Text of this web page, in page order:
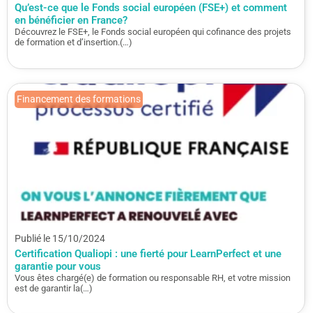
Qu’est-ce que le Fonds social européen (FSE+) et comment
en bénéficier en France?
Découvrez le FSE+, le Fonds social européen qui cofinance des projets
de formation et d’insertion.(…)
Publié le 15/10/2024
Certification Qualiopi : une fierté pour LearnPerfect et une
garantie pour vous
Vous êtes chargé(e) de formation ou responsable RH, et votre mission
est de garantir la(…)
Financement des formations